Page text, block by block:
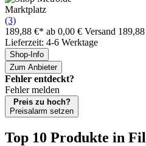
Marktplatz
(3)
189,88 €* ab 0,00 € Versand
Lieferzeit: 4-6 Werktage
Shop-Info
Zum Anbieter
Fehler entdeckt?
Fehler melden
Preis zu hoch?
Preisalarm setzen
Top 10 Produkte in